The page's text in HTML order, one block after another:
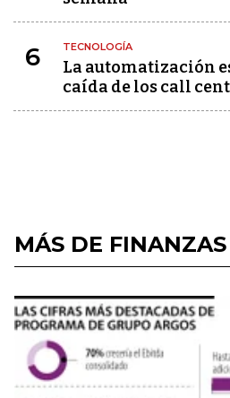
6 TECNOLOGÍA
La automatización
caída de los call
MÁS DE FINANZAS